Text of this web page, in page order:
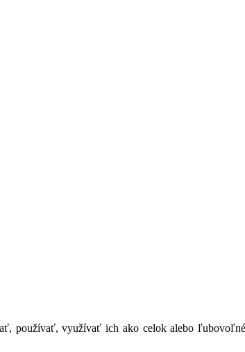
používať, využívať ich ako celok alebo